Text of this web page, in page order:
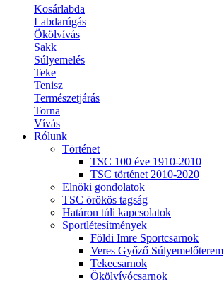
Kosárlabda
Labdarúgás
Ökölvívás
Sakk
Súlyemelés
Teke
Tenisz
Természetjárás
Torna
Vívás
Rólunk
Történet
TSC 100 éve 1910-2010
TSC történet 2010-2020
Elnöki gondolatok
TSC örökös tagság
Határon túli kapcsolatok
Sportlétesítmények
Földi Imre Sportcsarnok
Veres Győző Súlyemelőterem
Tekecsarnok
Ökölvívócsarnok